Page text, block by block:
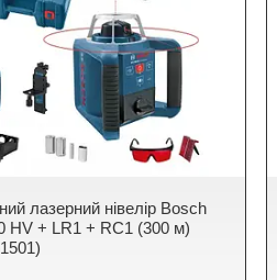
лазерний нівелір Bosch
HV + LR1 + RC1 (300 м)